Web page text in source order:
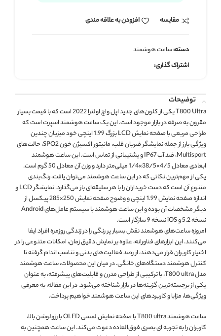
مقايسه افزودن به علاقه مندی
دسته:ساعت هوشمند
اشتراک گذاری:
توضیحات
T800 Ultra یکی از کلون‌های جدید اپل واچ اولترا 2022 است که با قیمت بسیار
مقرون به صرفه در بازار موجود است. این یک ساعت هوشمند اسپرت است که
طراحی مربعی با صفحه نمایش LCD بزرگ 1.99 اینچی خود میزبان چندین
ویژگی بارز از جمله نمایشگر ضربان قلب، مانیتور اکسیژن خون SPO2، حالت‌های
Multisport، ضد آب IP67 و پشتیبانی از تماس است. این ساعت هوشمند
ابعادی معادل 4/5×38/5×1/4 میلی‌متر دارد و وزن آن معادل 50 گرم است.
یکی از مهم‌ترین نکاتی که در این ساعت هوشمند می‌توان یافت، رنگ‌بندی
متنوع آن است که دست خریداران را با هر سلیقه‌ای باز می‌گذارد. نمایشگر LCD و
اندازه صفحه نمایش 1.99 اینچی و وضوح صفحه نمایش 250×285 پیکسل از
دیگر مشخصات آن بوده و این ساعت هوشمند با سیستم عامل‌های Android
نسخه 5.2 و iOS نسخه 9 سازگار است.
امروزه ساعت‌های هوشمند نقش بسیار پر رنگی را در زندگی روزمره افراد ایفا
می‌کنند. این ابزارهای فناورانه، علاوه بر نمایش دقیق زمان، امکانات متنوعی را در
اختیار کاربران قرار می‌دهند، از رصد فعالیت‌های بدنی و تناسب اندام گرفته تا
کنترل هوشمند دستگاه‌های خانگی. در میان این محصولات، ساعت هوشمند
مدل T800 ultra، با ترکیبی از طراحی مدرن و قابلیت‌های پیشرفته، به عنوان
یکی از برجسته‌ترین گزینه‌ها در بازار شناخته می‌شود. در این مقاله، به معرفی
ویژگی‌ها، مزایا و کاربردهای این ساعت هوشمند خواهیم پرداخت.
ساعت هوشمند T800 ultra با صفحه نمایش لمسی OLED با رزولوشن بالا،
کاربران را به تجربه ای بصری فوق‌العاده دعوت می‌کند. این ساعت همچنین به